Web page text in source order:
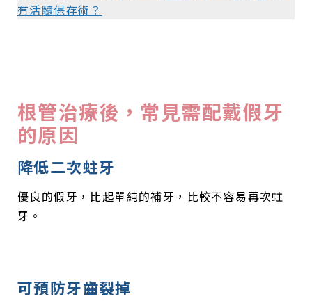
有活髓保存術？
根管治療後，常見需配戴假牙
的原因
降低二次蛀牙
優良的假牙，比起單純的補牙，比較不容易再次蛀
牙。
可預防牙齒裂掉